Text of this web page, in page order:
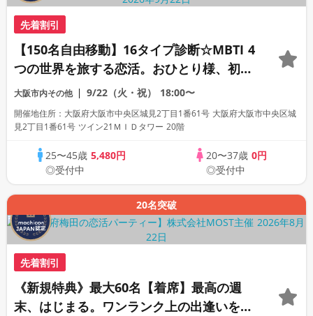
先着割引
【150名自由移動】16タイプ診断☆MBTI 4
つの世界を旅する恋活。おひとり様、初心
者様も安心のスタンディングパーティ
大阪市内その他 9/22（火・祝） 18:00〜
開催地住所：大阪府大阪市中央区城見2丁目1番61号 大阪府大阪市中央区城
見2丁目1番61号 ツイン21ＭＩＤタワー 20階
25〜45歳5,480円
◎受付中
20〜37歳 0円
◎受付中
20名突破
先着割引
《新規特典》最大60名【着席】最高の週
末、はじまる。ワンランク上の出逢いをあ